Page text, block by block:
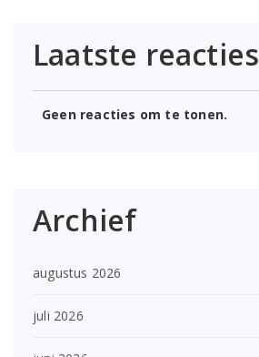
Laatste reacties
Geen reacties om te tonen.
Archief
augustus 2026
juli 2026